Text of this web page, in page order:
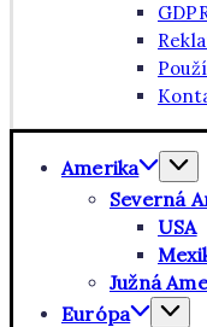
Amerika
Severná
USA
Južná
Európa